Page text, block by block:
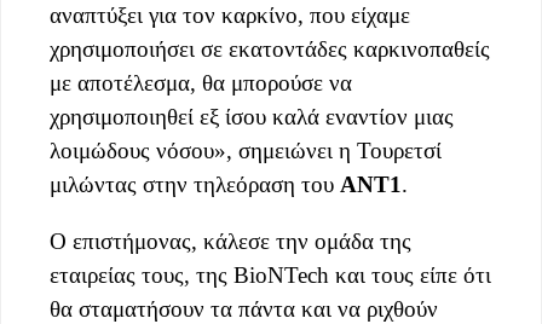
αναπτύξει για τον καρκίνο, που είχαμε
χρησιμοποιήσει σε εκατοντάδες καρκινοπαθείς
με αποτέλεσμα, θα μπορούσε να
χρησιμοποιηθεί εξ ίσου καλά εναντίον μιας
λοιμώδους νόσου», σημειώνει η Τουρετσί
μιλώντας στην τηλεόραση του ΑΝΤ1.
Ο επιστήμονας, κάλεσε την ομάδα της
εταιρείας τους, της BioNTech και τους είπε ότι
θα σταματήσουν τα πάντα και να ριχθούν